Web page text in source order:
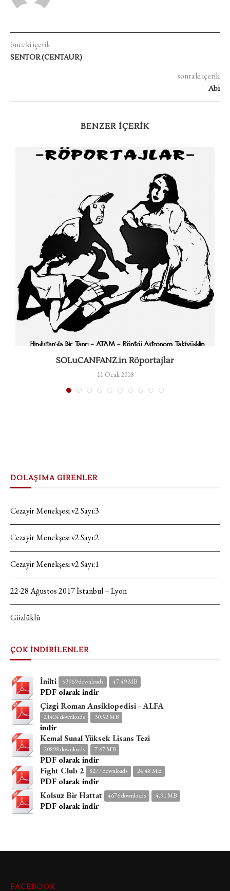
önceki içerik
SENTOR (CENTAUR)
sonraki içerik
Abi
BENZER IÇERIK
SOLuCANFANZ.in Röportajlar
11 Ocak 2018
DOLAŞIMA GİRENLER
Cezayir Menekşesi v2 Sayı:3
Cezayir Menekşesi v2 Sayı:2
Cezayir Menekşesi v2 Sayı:1
22-28 Ağustos 2017 İstanbul – Lyon
Gözlüklü
ÇOK İNDİRİLENLER
İnilti 53969 downloads 47.49 MB
PDF olarak indir
Çizgi Roman Ansiklopedisi - ALFA
21424 downloads 30.52 MB
indir
Kemal Sunal Yüksek Lisans Tezi
20898 downloads 7.67 MB
PDF olarak indir
Fight Club 2
8277 downloads 24.48 MB
PDF olarak indir
Kolsuz Bir Hattat
4676 downloads 4.91 MB
PDF olarak indir
FACEBOOK